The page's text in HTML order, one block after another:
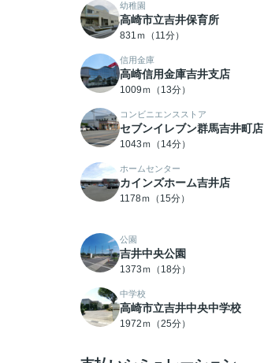
幼稚園
高崎市立吉井保育所
831ｍ（11分）
信用金庫
高崎信用金庫吉井支店
1009ｍ（13分）
コンビニエンスストア
セブンイレブン群馬吉井町店
1043ｍ（14分）
ホームセンター
カインズホーム吉井店
1178ｍ（15分）
公園
吉井中央公園
1373ｍ（18分）
中学校
高崎市立吉井中央中学校
1972ｍ（25分）